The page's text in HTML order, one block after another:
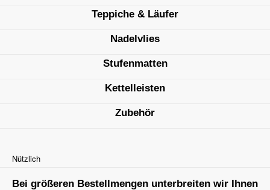
Teppiche & Läufer
Nadelvlies
Stufenmatten
Kettelleisten
Zubehör
Nützlich
Bei größeren Bestellmengen unterbreiten wir Ihnen